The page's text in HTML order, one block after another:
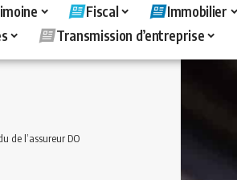
Fiscal
Immobilier
Transmission d’entreprise
de l’assureur DO